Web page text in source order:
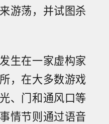
游荡，并试图杀
生在一家虚构家
，在大多数游戏
、门和通风口等
情节则通过语音